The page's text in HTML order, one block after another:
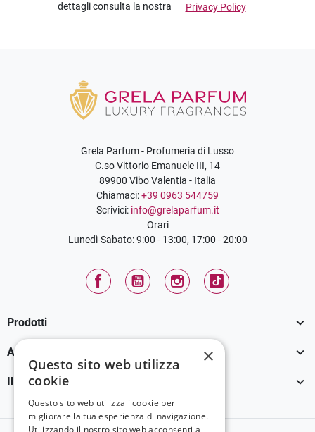
dettagli consulta la nostra
Privacy Policy
Grela Parfum - Profumeria di Lusso
C.so Vittorio Emanuele III, 14
89900 Vibo Valentia - Italia
Chiamaci:+39 0963 544759
Scrivici: info@grelaparfum.it
Orari
Lunedì-Sabato: 9:00 - 13:00, 17:00 - 20:00
FacebookYouTube InstagramTikTok
Prodotti 
Assistenza Clienti 
Il tuo account 
×
Questo sito web utilizza
cookie
Questo sito web utilizza i cookie per
migliorare la tua esperienza di navigazione.
Utilizzando il nostro sito web acconsenti a